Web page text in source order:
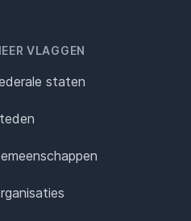
VLAGGEN
staten